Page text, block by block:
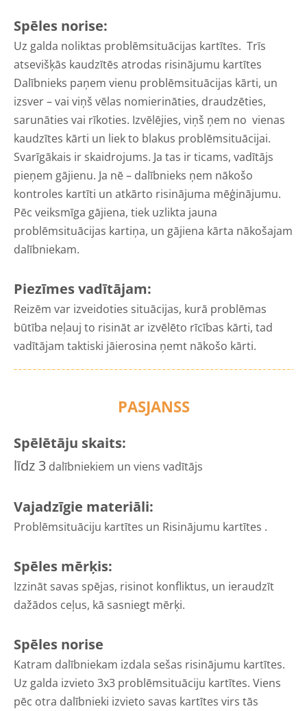
Spēles norise:
Uz galda noliktas problēmsituācijas kartītes. Trīs
atsevišķās kaudzītēs atrodas risinājumu kartītes
Dalībnieks paņem vienu problēmsituācijas kārti, un
izsver – vai viņš vēlas nomierināties, draudzēties,
sarunāties vai rīkoties. Izvēlējies, viņš ņem no vienas
kaudzītes kārti un liek to blakus problēmsituācijai.
Svarīgākais ir skaidrojums. Ja tas ir ticams, vadītājs
pieņem gājienu. Ja nē – dalībnieks ņem nākošo
kontroles kartīti un atkārto risinājuma mēģinājumu.
Pēc veiksmīga gājiena, tiek uzlikta jauna
problēmsituācijas kartiņa, un gājiena kārta nākošajam
dalībniekam.
Piezīmes vadītājam:
Reizēm var izveidoties situācijas, kurā problēmas
būtība neļauj to risināt ar izvēlēto rīcības kārti, tad
vadītājam taktiski jāierosina ņemt nākošo kārti.
PASJANSS
Spēlētāju skaits:
līdz 3 dalībniekiem un viens vadītājs
Vajadzīgie materiāli:
Problēmsituāciju kartītes un Risinājumu kartītes .
Spēles mērķis:
Izzināt savas spējas, risinot konfliktus, un ieraudzīt
dažādos ceļus, kā sasniegt mērķi.
Spēles norise
Katram dalībniekam izdala sešas risinājumu kartītes.
Uz galda izvieto 3x3 problēmsituāciju kartītes. Viens
pēc otra dalībnieki izvieto savas kartītes virs tās